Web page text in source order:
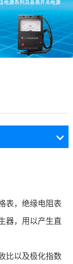
，绝缘电阻表
器，用以产生直
以及极化指数